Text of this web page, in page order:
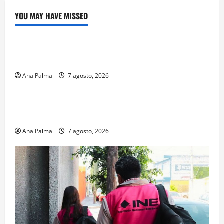
YOU MAY HAVE MISSED
Crítica de Cine
Ana Palma 7 agosto, 2026
Educación
Ana Palma 7 agosto, 2026